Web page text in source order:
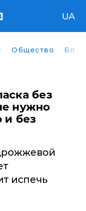
UA
Общество
без
нужно
и без
испечь